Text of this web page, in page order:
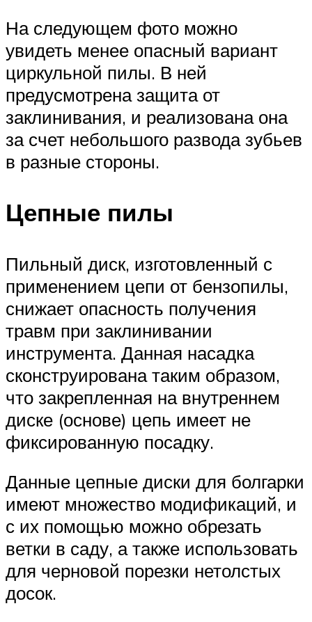
На следующем фото можно
увидеть менее опасный вариант
циркульной пилы. В ней
предусмотрена защита от
заклинивания, и реализована она
за счет небольшого развода зубьев
в разные стороны.
Цепные пилы
Пильный диск, изготовленный с
применением цепи от бензопилы,
снижает опасность получения
травм при заклинивании
инструмента. Данная насадка
сконструирована таким образом,
что закрепленная на внутреннем
диске (основе) цепь имеет не
фиксированную посадку.
Данные цепные диски для болгарки
имеют множество модификаций, и
с их помощью можно обрезать
ветки в саду, а также использовать
для черновой порезки нетолстых
досок.